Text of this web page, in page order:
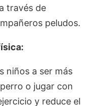
través de
peludos.
niños a ser más
o jugar con
y reduce el